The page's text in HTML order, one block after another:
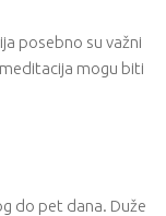
posebno su važni
mogu biti
do pet dana. Duže